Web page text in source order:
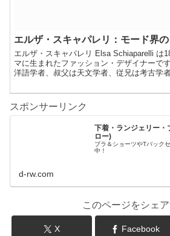
エルザ・スキャパレリ：モード界
エルザ・スキャパレリ Elsa Schiaparelli は
マに生まれたファッション・デザイナーで
洋語学者、叔父は天文学者、従兄は考古学
名門の家柄。第1次世界大戦後に娘とパリ
ル組合に初めてファスナーを導入しました
スポンサーリンク
下着・ランジェリー・
ロー)
ブラ＆ショーツやTバック
中！
d-rw.com
このページをシェ
X Facebook